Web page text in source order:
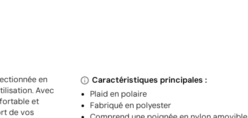
en
Avec
et
de vos
Caractéristiques principales :
Plaid en polaire
Fabriqué en polyester